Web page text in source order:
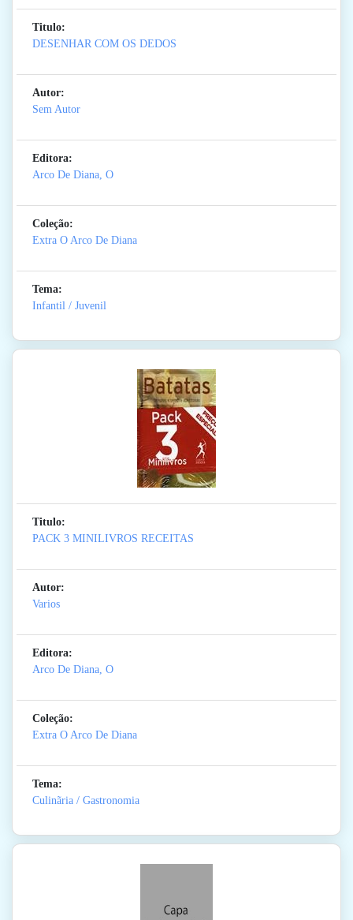
Titulo:
DESENHAR COM OS DEDOS
Autor:
Sem Autor
Editora:
Arco De Diana, O
Coleção:
Extra O Arco De Diana
Tema:
Infantil / Juvenil
Titulo:
PACK 3 MINILIVROS RECEITAS
Autor:
Varios
Editora:
Arco De Diana, O
Coleção:
Extra O Arco De Diana
Tema:
Culinãria / Gastronomia